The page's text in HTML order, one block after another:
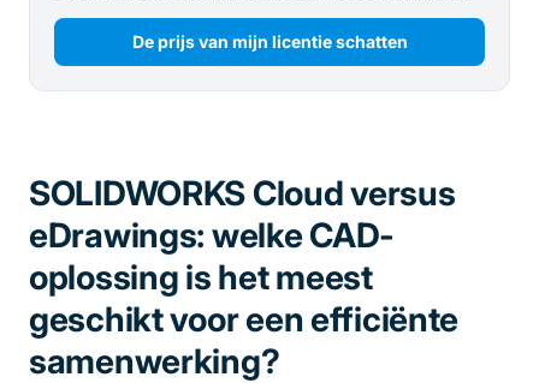
De prijs van mijn licentie schatten
SOLIDWORKS Cloud versus
eDrawings: welke CAD-
oplossing is het meest
geschikt voor een efficiënte
samenwerking?